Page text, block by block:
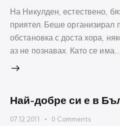
На Никулден, естествено,
приятел. Беше организирал
обстановка с доста хора,
аз не познавах. Като се има…
Най-добре си е в
07.12.2011 0 Comments